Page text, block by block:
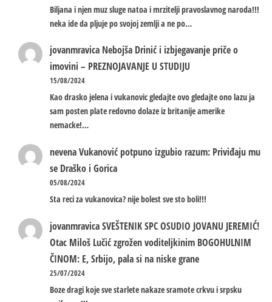
Biljana i njen muz sluge natoa i mrzitelji pravoslavnog naroda!!!
neka ide da pljuje po svojoj zemlji a ne po…
jovanmravica Nebojša Drinić i izbjegavanje priče o
imovini – PREZNOJAVANJE U STUDIJU
15/08/2024
Kao drasko jelena i vukanovic gledajte ovo gledajte ono lazu ja
sam posten plate redovno dolaze iz britanije amerike
nemacke!…
nevenaVukanović potpuno izgubio razum: Priviđaju mu
se Draško i Gorica
05/08/2024
Sta reci za vukanovica? nije bolest sve sto boli!!!
jovanmravicaSVEŠTENIK SPC OSUDIO JOVANU JEREMIĆ!
Otac Miloš Lučić zgrožen voditeljkinim BOGOHULNIM
ČINOM: E, Srbijo, pala si na niske grane
25/07/2024
Boze dragi koje sve starlete nakaze sramote crkvu i srpsku